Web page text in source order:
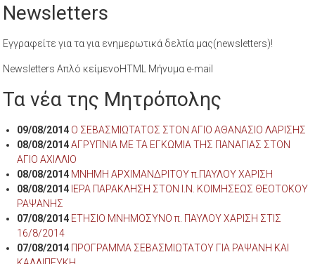
Newsletters
Εγγραφείτε για τα για ενημερωτικά δελτία μας(newsletters)!
Newsletters Απλό κείμενοHTML Μήνυμα e-mail
Τα νέα της Μητρόπολης
09/08/2014 Ο ΣΕΒΑΣΜΙΩΤΑΤΟΣ ΣΤΟΝ ΑΓΙΟ ΑΘΑΝΑΣΙΟ ΛΑΡΙΣΗΣ
08/08/2014 ΑΓΡΥΠΝΙΑ ΜΕ ΤΑ ΕΓΚΩΜΙΑ ΤΗΣ ΠΑΝΑΓΙΑΣ ΣΤΟΝ
ΑΓΙΟ ΑΧΙΛΛΙΟ
08/08/2014 ΜΝΗΜΗ ΑΡΧΙΜΑΝΔΡΙΤΟΥ π.ΠΑΥΛΟΥ ΧΑΡΙΣΗ
08/08/2014 ΙΕΡΑ ΠΑΡΑΚΛΗΣΗ ΣΤΟΝ Ι.Ν. ΚΟΙΜΗΣΕΩΣ ΘΕΟΤΟΚΟΥ
ΡΑΨΑΝΗΣ
07/08/2014 ΕΤΗΣΙΟ ΜΝΗΜΟΣΥΝΟ π. ΠΑΥΛΟΥ ΧΑΡΙΣΗ ΣΤΙΣ
16/8/2014
07/08/2014 ΠΡΟΓΡΑΜΜΑ ΣΕΒΑΣΜΙΩΤΑΤΟΥ ΓΙΑ ΡΑΨΑΝΗ ΚΑΙ